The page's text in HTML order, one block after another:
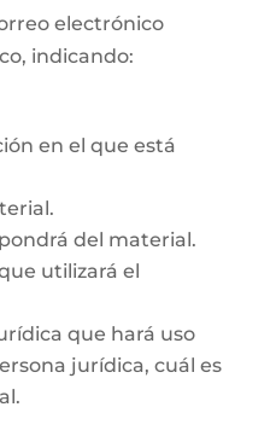
electrónico
indicando:
en el que está
del material.
utilizará el
que hará uso
jurídica, cuál es